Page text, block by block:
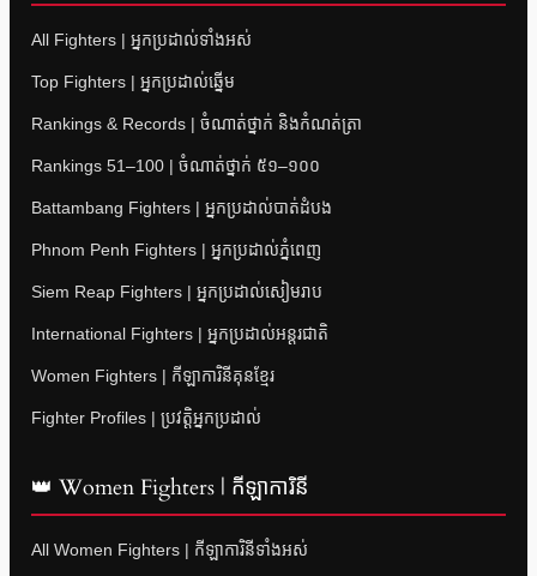
All Fighters | អ្នកប្រដាល់ទាំងអស់
Top Fighters | អ្នកប្រដាល់ឆ្នើម
Rankings & Records | ចំណាត់ថ្នាក់ និងកំណត់ត្រា
Rankings 51–100 | ចំណាត់ថ្នាក់ ៥១–១០០
Battambang Fighters | អ្នកប្រដាល់បាត់ដំបង
Phnom Penh Fighters | អ្នកប្រដាល់ភ្នំពេញ
Siem Reap Fighters | អ្នកប្រដាល់សៀមរាប
International Fighters | អ្នកប្រដាល់អន្តរជាតិ
Women Fighters | កីឡាការិនីគុនខ្មែរ
Fighter Profiles | ប្រវត្តិអ្នកប្រដាល់
👑 Women Fighters | កីឡាការិនី
All Women Fighters | កីឡាការិនីទាំងអស់